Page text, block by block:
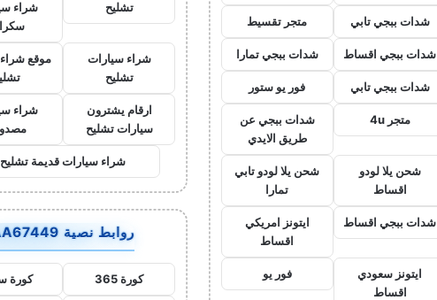
شدات ببجي تابي متجر تقسيط
شدات ببجي اقساط شدات ببجي تمارا
شدات ببجي تابي فور يو ستور
متجر 4u
شدات ببجي عن
طريق الايدي
شحن يلا لودو
اقساط
شحن يلا لودو تابي
تمارا
شدات ببجي اقساط
ايتونز امريكي
اقساط
ايتونز سعودي
اقساط
فور يو
تشليح
شراء
شراء سيارات
تشليح
موقع
ارقام يشترون
سيارات تشليح
شراء
شراء سيارات قديمة تشليح
روابط نصية AA67449
كورة 365 كورة